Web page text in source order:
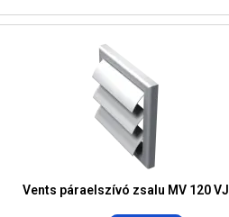
Vents páraelszívó zsalu MV 120 VJ